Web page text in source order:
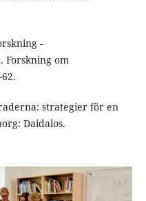
-
Forskning om
strategier för en
Daidalos.